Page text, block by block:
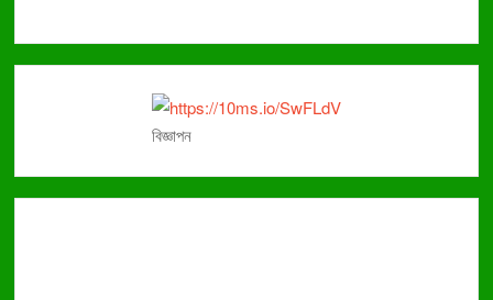
বিজ্ঞাপন